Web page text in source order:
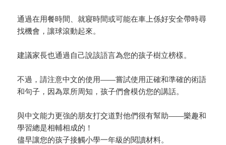
通過在用餐時間、就寢時間或可能在車上係好安全帶時尋
找機會，讓球滾動起來。
建議家長也通過自己說該語言為您的孩子樹立榜樣。
不過，請注意中文的使用——嘗試使用正確和準確的術語
和句子，因為眾所周知，孩子們會模仿您的講話。
與中文能力更強的朋友打交道對他們很有幫助——樂趣和
學習總是相輔相成的！
儘早讓您的孩子接觸小學一年級的閱讀材料。